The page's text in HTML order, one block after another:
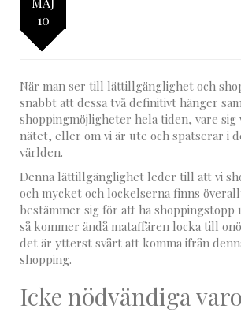
10
När man ser till lättillgänglighet och
snabbt att dessa två definitivt hänger
shoppingmöjligheter hela tiden, vare
nätet, eller om vi är ute och spatserar i
världen.
Denna lättillgänglighet leder till att vi
och mycket och lockelserna finns
bestämmer sig för att ha shoppingstopp
så kommer ändå mataffären locka till
det är ytterst svårt att komma ifrån
shopping.
Icke nödvändiga